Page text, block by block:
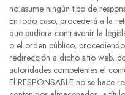
no asume ningún tipo de
En todo caso, procederá a la
que pudiera contravenir la
o el orden público,
redirección a dicho sitio web,
autoridades competentes el
El RESPONSABLE no se hace